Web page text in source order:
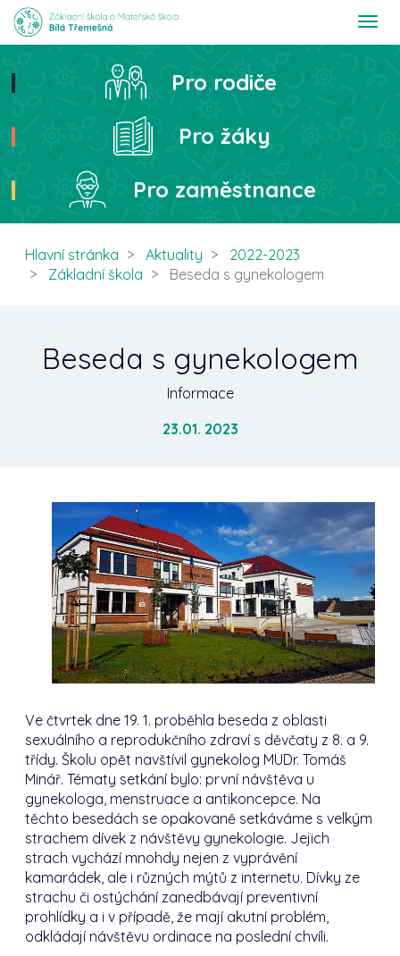
T
t
Hledat
Pro rodiče
Pro žáky
Pro zaměstnance
Hlavní stránka Aktuality
2022-2023
Základní škola
Beseda s gynekologem
Beseda s gynekologem
Informace
23.01. 2023
Ve čtvrtek dne 19. 1. proběhla beseda z oblasti
sexuálního a reprodukčního zdraví s děvčaty z 8. a 9.
třídy. Školu opět navštívil gynekolog MUDr. Tomáš
Minář. Tématy setkání bylo: první návštěva u
gynekologa, menstruace a antikoncepce. Na
těchto besedách se opakovaně setkáváme s velkým
strachem dívek z návštěvy gynekologie. Jejich
strach vychází mnohdy nejen z vyprávění
kamarádek, ale i různých mýtů z internetu. Dívky ze
strachu či ostýchání zanedbávají preventivní
prohlídky a i v případě, že mají akutní problém,
odkládají návštěvu ordinace na poslední chvíli.